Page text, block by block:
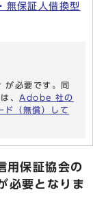
無保証人借換型
必要です。同
、Adobe 社の
（無償）して
用保証協会の
必要となりま